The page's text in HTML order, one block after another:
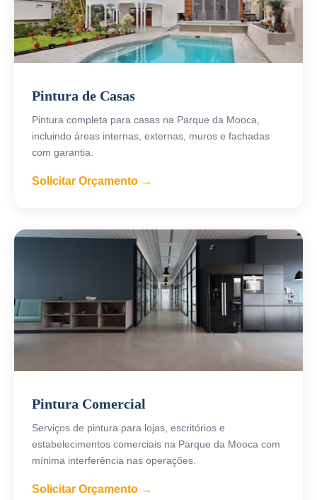
Pintura de Casas
Pintura completa para casas na Parque da Mooca,
incluindo áreas internas, externas, muros e fachadas
com garantia.
Solicitar Orçamento →
Pintura Comercial
Serviços de pintura para lojas, escritórios e
estabelecimentos comerciais na Parque da Mooca com
mínima interferência nas operações.
Solicitar Orçamento →